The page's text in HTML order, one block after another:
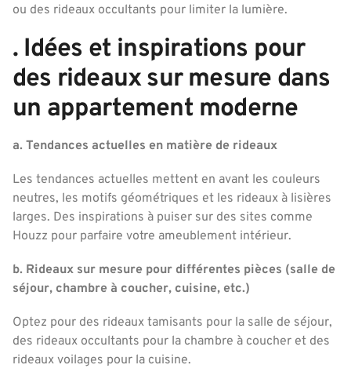
ou des rideaux occultants pour limiter la lumière.
. Idées et inspirations pour
des rideaux sur mesure dans
un appartement moderne
a. Tendances actuelles en matière de rideaux
Les tendances actuelles mettent en avant les couleurs
neutres, les motifs géométriques et les rideaux à lisières
larges. Des inspirations à puiser sur des sites comme
Houzz pour parfaire votre ameublement intérieur.
b. Rideaux sur mesure pour différentes pièces (salle de
séjour, chambre à coucher, cuisine, etc.)
Optez pour des rideaux tamisants pour la salle de séjour,
des rideaux occultants pour la chambre à coucher et des
rideaux voilages pour la cuisine.